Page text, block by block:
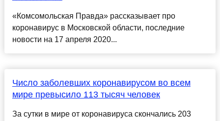
«Комсомольская Правда» рассказывает про
коронавирус в Московской области, последние
новости на 17 апреля 2020...
Число заболевших коронавирусом во всем
мире превысило 113 тысяч человек
За сутки в мире от коронавируса скончались 203